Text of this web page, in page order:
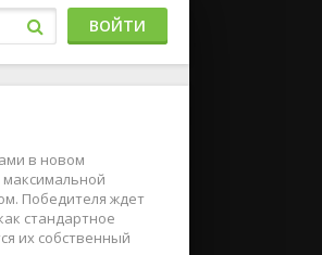
ВОЙТИ
в новом
Победителя ждет
стандартное
их собственный